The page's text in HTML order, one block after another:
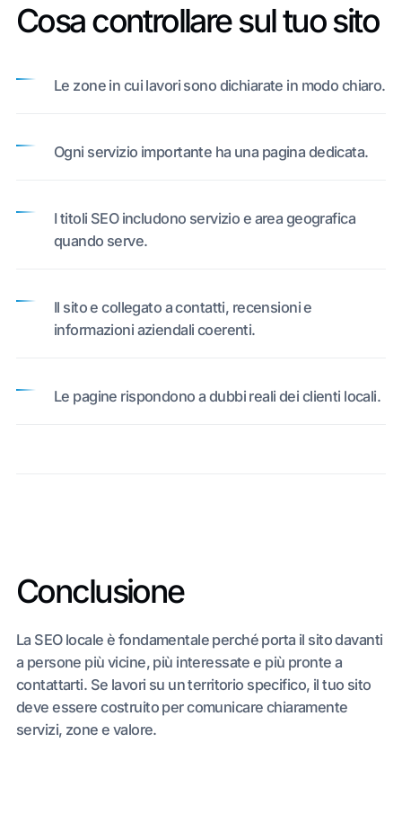
Cosa controllare sul tuo sito
Le zone in cui lavori sono dichiarate in modo chiaro.
Ogni servizio importante ha una pagina dedicata.
I titoli SEO includono servizio e area geografica
quando serve.
Il sito e collegato a contatti, recensioni e
informazioni aziendali coerenti.
Le pagine rispondono a dubbi reali dei clienti locali.
Conclusione
La SEO locale è fondamentale perché porta il sito davanti
a persone più vicine, più interessate e più pronte a
contattarti. Se lavori su un territorio specifico, il tuo sito
deve essere costruito per comunicare chiaramente
servizi, zone e valore.